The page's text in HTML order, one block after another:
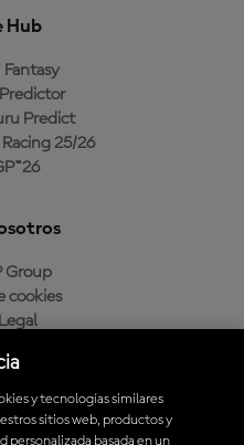
Hub
Fantasy
Predict
25/26
Group
cookies
compra
y tecnologías similares
sitios web, productos y
personalizada basada en un